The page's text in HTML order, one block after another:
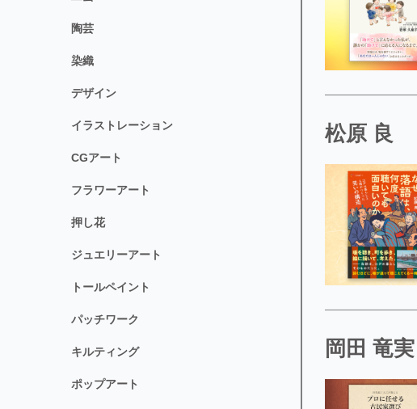
陶芸
染織
デザイン
イラストレーション
CGアート
フラワーアート
押し花
ジュエリーアート
トールペイント
パッチワーク
キルティング
ポップアート
松原 良
岡田 竜実